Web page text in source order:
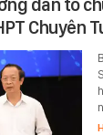
Chuyên